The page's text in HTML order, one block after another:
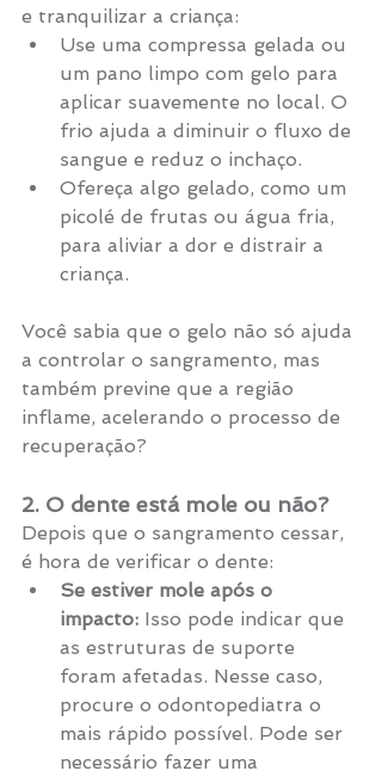
e tranquilizar a criança:
Use uma compressa gelada ou
um pano limpo com gelo para
aplicar suavemente no local. O
frio ajuda a diminuir o fluxo de
sangue e reduz o inchaço.
Ofereça algo gelado, como um
picolé de frutas ou água fria,
para aliviar a dor e distrair a
criança.
Você sabia que o gelo não só ajuda
a controlar o sangramento, mas
também previne que a região
inflame, acelerando o processo de
recuperação?
2. O dente está mole ou não?
Depois que o sangramento cessar,
é hora de verificar o dente:
Se estiver mole após o
impacto: Isso pode indicar que
as estruturas de suporte
foram afetadas. Nesse caso,
procure o odontopediatra o
mais rápido possível. Pode ser
necessário fazer uma